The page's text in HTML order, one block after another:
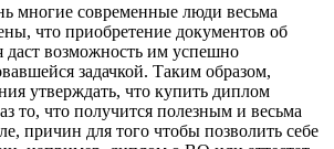
многие современные люди весьма
что приобретение документов об
даст возможность им успешно
задачкой. Таким образом,
утверждать, что купить диплом
то, что получится полезным и весьма
причин для того чтобы позволить себе